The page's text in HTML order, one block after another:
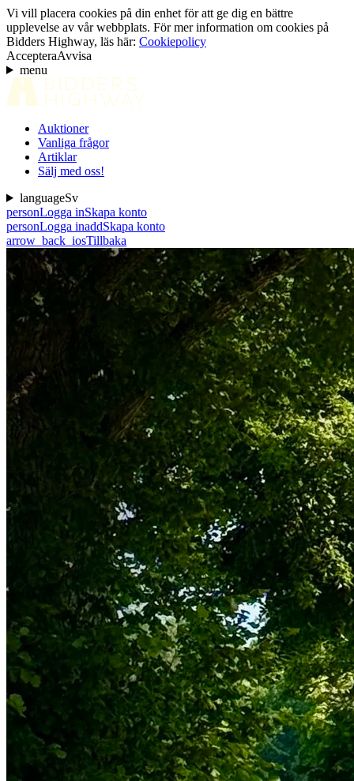
Vi vill placera cookies på din enhet för att ge dig en bättre
upplevelse av vår webbplats. För mer information om cookies på
Bidders Highway, läs här: Cookiepolicy
AccepteraAvvisa
menu
Auktioner
Vanliga frågor
Artiklar
Sälj med oss!
languageSv
personLogga inSkapa konto
personLogga inaddSkapa konto
arrow_back_iosTillbaka